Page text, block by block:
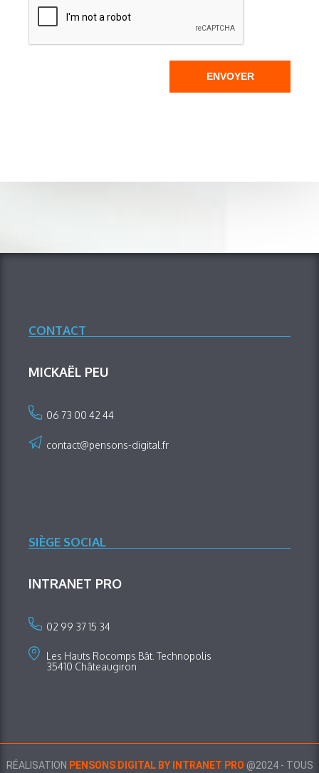
ENVOYER
CONTACT
MICKAËL PEU
06 73 00 42 44
contact@pensons-digital.fr
SIÈGE SOCIAL
INTRANET PRO
02 99 37 15 34
Les Hauts Rocomps Bât. Technopolis
35410 Châteaugiron
RÉALISATION PENSONS DIGITAL BY INTRANET PRO @2024 - TOUS